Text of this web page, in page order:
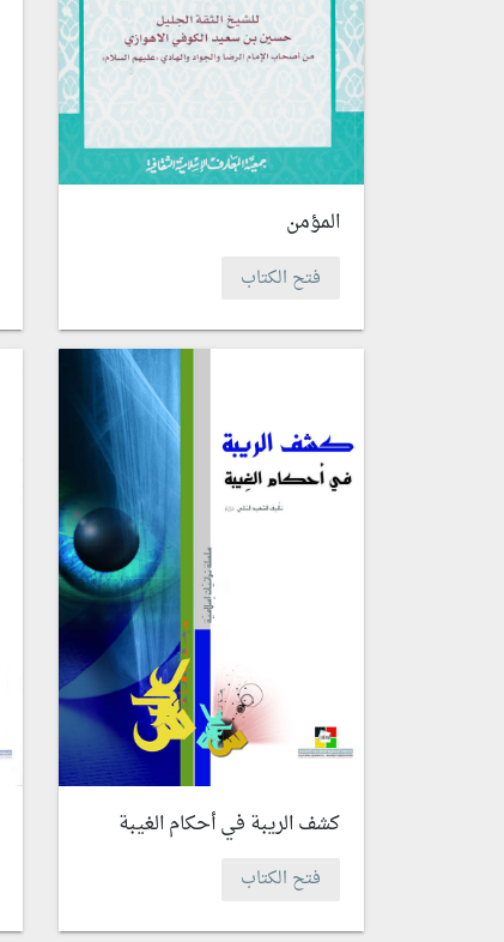
المؤمن
فتح الكتاب
كشف الريبة في أحكام الغيبة
فتح الكتاب